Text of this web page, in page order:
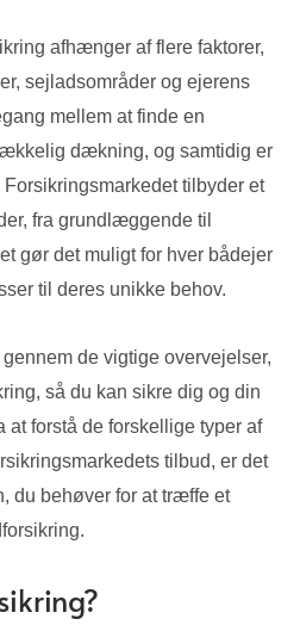
afhænger af flere faktorer,
sejladsområder og ejerens
mellem at finde en
dækning, og samtidig er
tilbyder et
fra grundlæggende til
gør det muligt for hver bådejer
til deres unikke behov.
de vigtige overvejelser,
så du kan sikre dig og din
at forstå de forskellige typer af
tilbud, er det
du behøver for at træffe et